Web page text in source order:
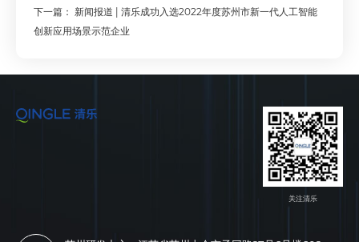
下一篇：新闻报道 | 清乐成功入选2022年度苏州市新一代人工智能
创新应用场景示范企业
关注清乐